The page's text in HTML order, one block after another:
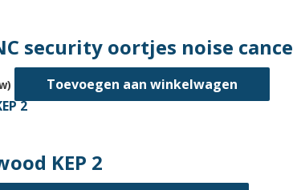
security oortjes noise
Toevoegen aan winkelwagen
KEP 2